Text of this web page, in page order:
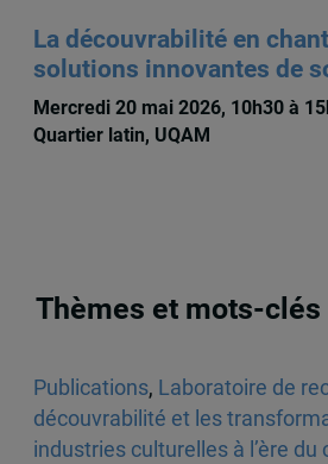
La découvrabilité en
solutions innovantes de
Mercredi 20 mai 2026, 10h30 à
Quartier latin, UQAM
Thèmes et mots-clés
Publications, Laboratoire de
découvrabilité et les
industries culturelles à l’ère du